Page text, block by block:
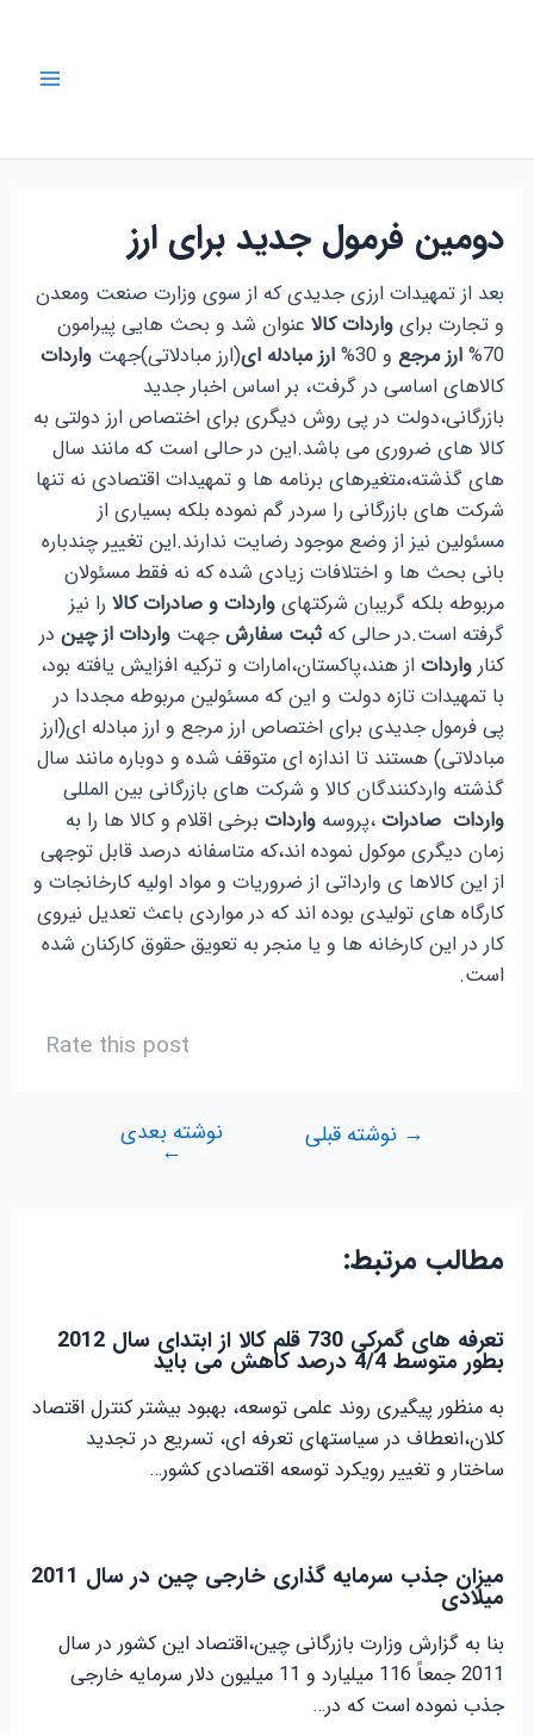
دومین فرمول جدید برای ارز
بعد از تمهیدات ارزی جدیدی که از سوی وزارت صنعت ومعدن
و تجارت برایواردات کالا عنوان شد و بحث هایی پیرامون
70%
ارز مرجع و 30% ارز مبادله ای(ارز مبادلاتی)جهت واردات
کالاهای اساسی در گرفت، بر اساس اخبار جدید
بازرگانی،دولت در پی روش دیگری برای اختصاص ارز دولتی به
کالا های ضروری می باشد.این در حالی است که مانند سال
های گذشته،متغیرهای برنامه ها و تمهیدات اقتصادی نه تنها
شرکت های بازرگانی را سردر گم نموده بلکه بسیاری از
مسئولین نیز از وضع موجود رضایت ندارند.این تغییر چندباره
بانی بحث ها و اختلافات زیادی شده که نه فقط مسئولان
مربوطه بلکه گریبان شرکتهایواردات و صادرات کالا را نیز
گرفته است.در حالی کهثبت سفارشجهت واردات از چین در
کنارواردات از هند،پاکستان،امارات و ترکیه افزایش یافته بود،
با تمهیدات تازه دولت و این که مسئولین مربوطه مجددا در
پی فرمول جدیدی برای اختصاص ارز مرجع و ارز مبادله ای(ارز
مبادلاتی) هستند تا اندازه ای متوقف شده و دوباره مانند سال
گذشته واردکنندگان کالا و شرکت های بازرگانی بین المللی
واردات صادرات،پروسه واردات برخی اقلام و کالا ها را به
زمان دیگری موکول نموده اند،که متاسفانه درصد قابل توجهی
از این کالاها ی وارداتی از ضروریات و مواد اولیه کارخانجات و
کارگاه های تولیدی بوده اند که در مواردی باعث تعدیل نیروی
کار در این کارخانه ها و یا منجر به تعویق حقوق کارکنان شده
است.
Rate this post
راهبری
→ نوشته قبلی نوشته بعدی
←
مطالب مرتبط:
تعرفه های گمرکی 730 قلم کالا از ابتدای سال 2012
بطور متوسط 4/4 درصد کاهش می باید
به منظور پیگیری روند علمی توسعه، بهبود بیشتر کنترل اقتصاد
کلان،انعطاف در سیاستهای تعرفه ای، تسریع در تجدید
ساختار و تغییر رویکرد توسعه اقتصادی کشور…
میزان جذب سرمایه گذاری خارجی چین در سال 2011
میلادی
بنا به گزارش وزارت بازرگانی چین،اقتصاد این کشور در سال
2011 جمعاً 116 میلیارد و 11 میلیون دلار سرمایه خارجی
جذب نموده است که در…